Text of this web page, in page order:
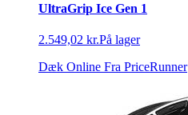
UltraGrip Ice Gen 1
2.549,02 kr.På lager
Dæk Online Fra PriceRunner